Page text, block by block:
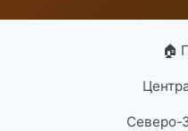
🏠
Северо-